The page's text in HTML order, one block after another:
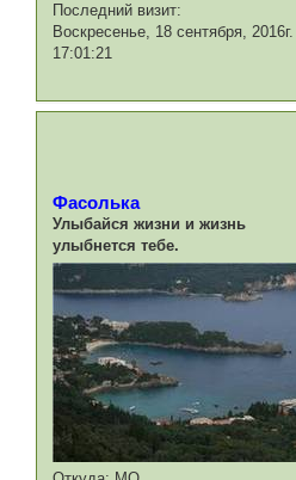
Последний визит:
Воскресенье, 18 сентября, 2016г.
17:01:21
Фасолька
Улыбайся жизни и жизнь
улыбнется тебе.